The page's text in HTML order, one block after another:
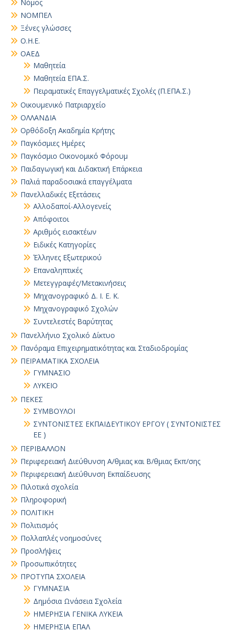
Νόμος
ΝΟΜΠΕΛ
Ξένες γλώσσες
Ο.Η.Ε.
ΟΑΕΔ
Μαθητεία
Μαθητεία ΕΠΑ.Σ.
Πειραματικές Επαγγελματικές Σχολές (Π.ΕΠΑ.Σ.)
Οικουμενικό Πατριαρχείο
ΟΛΛΑΝΔΙΑ
Ορθόδοξη Ακαδημία Κρήτης
Παγκόσμιες Ημέρες
Παγκόσμιο Οικονομικό Φόρουμ
Παιδαγωγική και Διδακτική Επάρκεια
Παλιά παραδοσιακά επαγγέλματα
Πανελλαδικές Εξετάσεις
Αλλοδαποί-Αλλογενείς
Απόφοιτοι
Αριθμός εισακτέων
Ειδικές Κατηγορίες
Έλληνες Εξωτερικού
Επαναληπτικές
Μετεγγραφές/Μετακινήσεις
Μηχανογραφικό Δ. Ι. Ε. Κ.
Μηχανογραφικό Σχολών
Συντελεστές Βαρύτητας
Πανελλήνιο Σχολικό Δίκτυο
Πανόραμα Επιχειρηματικότητας και Σταδιοδρομίας
ΠΕΙΡΑΜΑΤΙΚΑ ΣΧΟΛΕΙΑ
ΓΥΜΝΑΣΙΟ
ΛΥΚΕΙΟ
ΠΕΚΕΣ
ΣΥΜΒΟΥΛΟΙ
ΣΥΝΤΟΝΙΣΤΕΣ ΕΚΠΑΙΔΕΥΤΙΚΟΥ ΕΡΓΟΥ ( ΣΥΝΤΟΝΙΣΤΕΣ
ΕΕ )
ΠΕΡΙΒΑΛΛΟΝ
Περιφερειακή Διεύθυνση Α/θμιας και Β/θμιας Εκπ/σης
Περιφερειακή Διεύθυνση Εκπαίδευσης
Πιλοτικά σχολεία
Πληροφορική
ΠΟΛΙΤΙΚΗ
Πολιτισμός
Πολλαπλές νοημοσύνες
Προσλήψεις
Προσωπικότητες
ΠΡΟΤΥΠΑ ΣΧΟΛΕΙΑ
ΓΥΜΝΑΣΙΑ
Δημόσια Ωνάσεια Σχολεία
ΗΜΕΡΗΣΙΑ ΓΕΝΙΚΑ ΛΥΚΕΙΑ
ΗΜΕΡΗΣΙΑ ΕΠΑΛ